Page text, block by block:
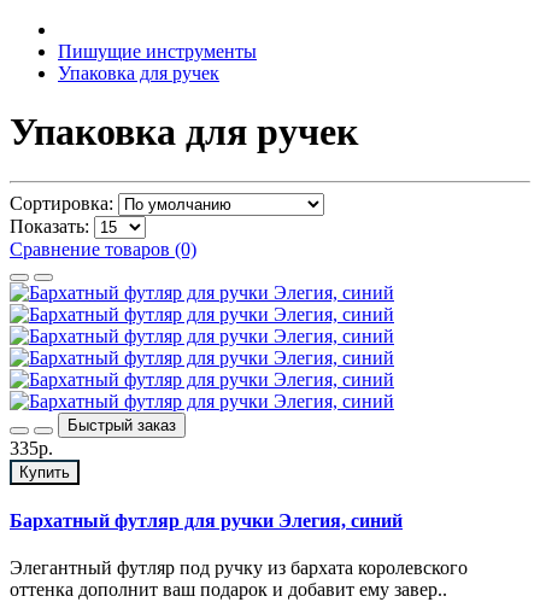
Пишущие инструменты
Упаковка для ручек
Упаковка для ручек
Сортировка:
Показать:
Сравнение товаров (0)
Быстрый заказ
335р.
Купить
Бархатный футляр для ручки Элегия, синий
Элегантный футляр под ручку из бархата королевского
оттенка дополнит ваш подарок и добавит ему завер..